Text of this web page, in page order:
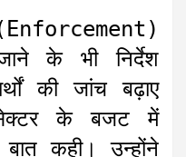
के भी निर्देश
की जांच बढ़ाए
के बजट में
कही। उन्होंने